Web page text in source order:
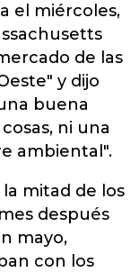
el miércoles,
de las
y dijo
buena
ni una
ambiental".
mitad de los
después
mayo,
con los